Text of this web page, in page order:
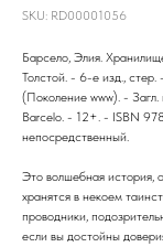
SKU: RD00001056
Барсело, Элия.
Толстой. - 6-е изд.,
(Поколение www). - Загл.
Barcelo. - 12+. - ISBN
непосредственный.
Это волшебная история,
хранятся в некоем
проводники,
если вы достойны